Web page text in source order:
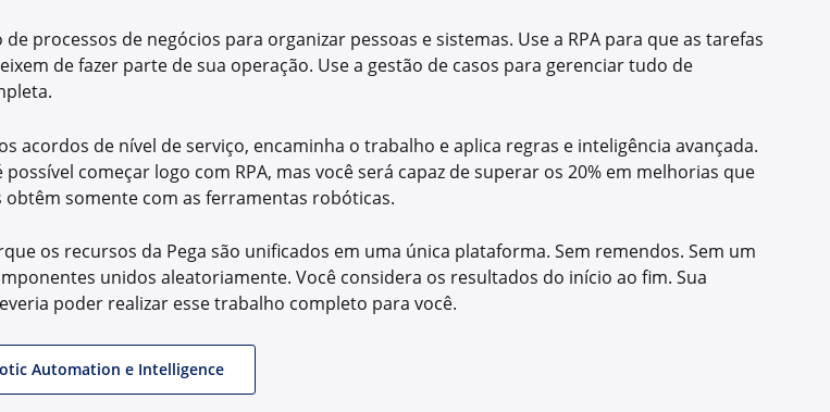
de processos de negócios para organizar pessoas e sistemas. Use a RPA para que as tarefas
de fazer parte de sua operação. Use a gestão de casos para gerenciar tudo de
acordos de nível de serviço, encaminha o trabalho e aplica regras e inteligência avançada.
possível começar logo com RPA, mas você será capaz de superar os 20% em melhorias que
obtêm somente com as ferramentas robóticas.
os recursos da Pega são unificados em uma única plataforma. Sem remendos. Sem um
unidos aleatoriamente. Você considera os resultados do início ao fim. Sua
poder realizar esse trabalho completo para você.
Automation e Intelligence